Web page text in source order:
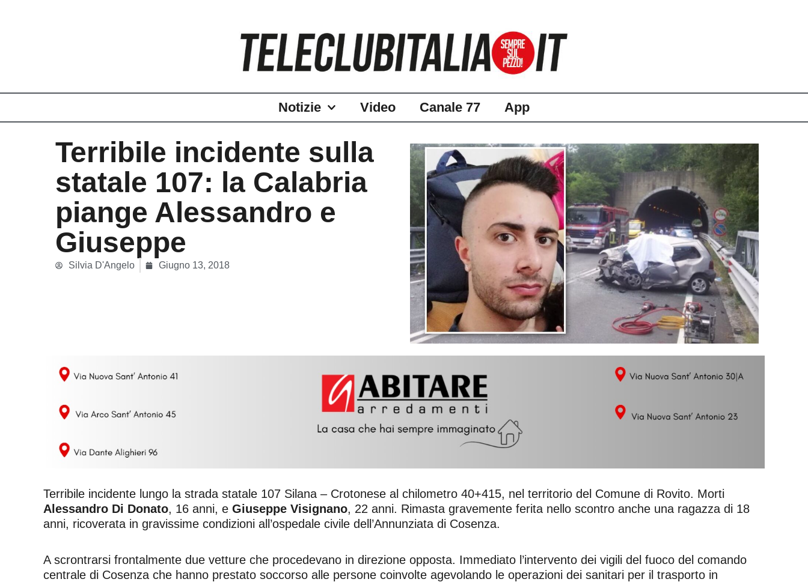
Notizie Video Canale 77 App
Terribile incidente sulla
statale 107: la Calabria
piange Alessandro e
Giuseppe
Silvia D'Angelo Giugno 13, 2018
Terribile incidente lungo la strada statale 107 Silana – Crotonese al chilometro 40+415, nel territorio del Comune di Rovito. Morti
Alessandro Di Donato, 16 anni, e Giuseppe Visignano, 22 anni. Rimasta gravemente ferita nello scontro anche una ragazza di 18
anni, ricoverata in gravissime condizioni all’ospedale civile dell’Annunziata di Cosenza.
A scrontrarsi frontalmente due vetture che procedevano in direzione opposta. Immediato l’intervento dei vigili del fuoco del comando
centrale di Cosenza che hanno prestato soccorso alle persone coinvolte agevolando le operazioni dei sanitari per il trasporto in